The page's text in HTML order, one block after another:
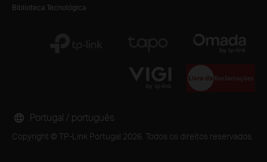
Biblioteca Tecnológica
Copyright © TP-Link Portugal 2026. Todos os direitos reservados.
Portugal / português